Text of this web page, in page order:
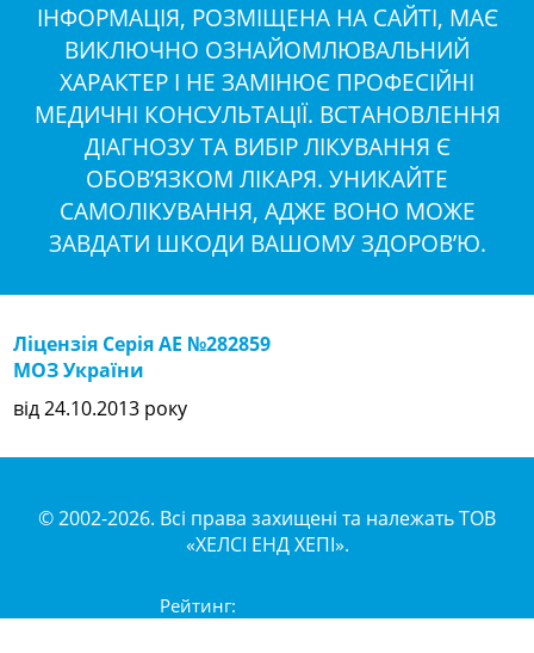
ІНФОРМАЦІЯ, РОЗМІЩЕНА НА САЙТІ, МАЄ
ВИКЛЮЧНО ОЗНАЙОМЛЮВАЛЬНИЙ
ХАРАКТЕР І НЕ ЗАМІНЮЄ ПРОФЕСІЙНІ
МЕДИЧНІ КОНСУЛЬТАЦІЇ. ВСТАНОВЛЕННЯ
ДІАГНОЗУ ТА ВИБІР ЛІКУВАННЯ Є
ОБОВ’ЯЗКОМ ЛІКАРЯ. УНИКАЙТЕ
САМОЛІКУВАННЯ, АДЖЕ ВОНО МОЖЕ
ЗАВДАТИ ШКОДИ ВАШОМУ ЗДОРОВ’Ю.
Ліцензія Серія АЕ №282859
МОЗ України
від 24.10.2013 року
© 2002-2026. Всі права захищені та належать ТОВ
«ХЕЛСІ ЕНД ХЕПІ».
Рейтинг: